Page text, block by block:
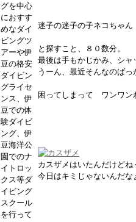
迷子の迷子の子ネコちゃ
と探すこと、８０数分。
最後は手もかじかみ、シ
うーん、最近そんなのば
困ってしまって ワンワ
カスザメはいたんだけどね
今日はキミじゃないんだな
グを中心
におすす
めなダイ
ビングツ
アーや伊
豆の格安
ダイビン
グライセ
ンス、伊
豆での体
験ダイビ
ング、伊
豆海洋公
園でのナ
イトロッ
クス等ダ
イビング
スクール
を行って